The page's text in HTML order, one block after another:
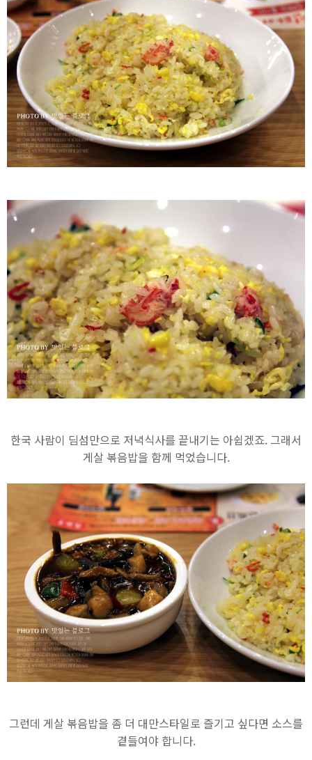
한국 사람이 딤섬만으로 저녁식사를 끝내기는 아쉽겠죠. 그래서
게살 볶음밥을 함께 먹었습니다.
그런데 게살 볶음밥을 좀 더 대만스타일로 즐기고 싶다면 소스를
곁들여야 합니다.